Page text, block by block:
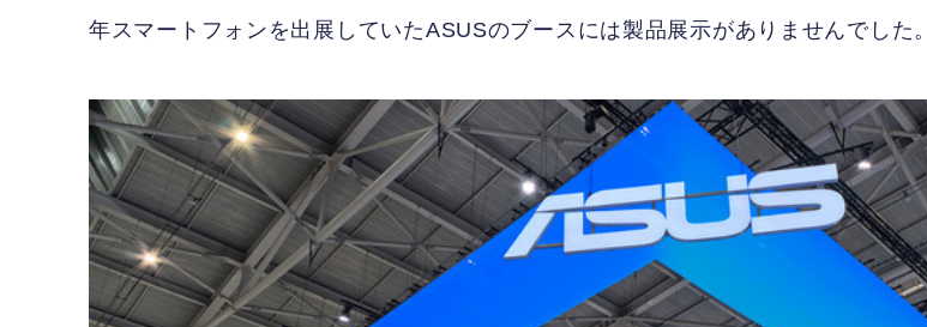
年スマートフォンを出展していたASUSのブースには製品展示がありませんでした。